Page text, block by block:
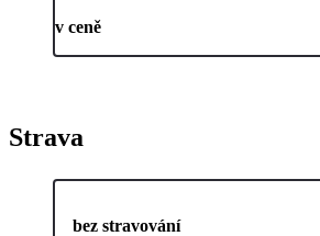
v ceně
Strava
bez stravování